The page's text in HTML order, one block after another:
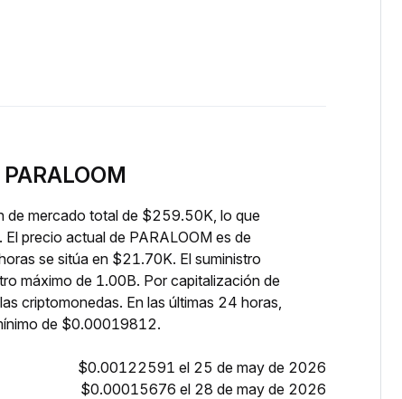
de mercado total de $259.50K, lo que
precio actual de PARALOOM es de
se sitúa en $21.70K. El suministro
máximo de 1.00B. Por capitalización de
criptomonedas. En las últimas 24 horas,
de $0.00019812.
$0.00122591 el 25 de may de 2026
$0.00015676 el 28 de may de 2026